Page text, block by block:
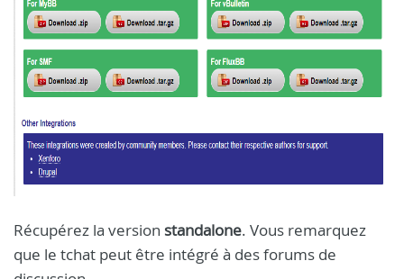
Récupérez la version standalone. Vous remarquez
que le tchat peut être intégré à des forums de